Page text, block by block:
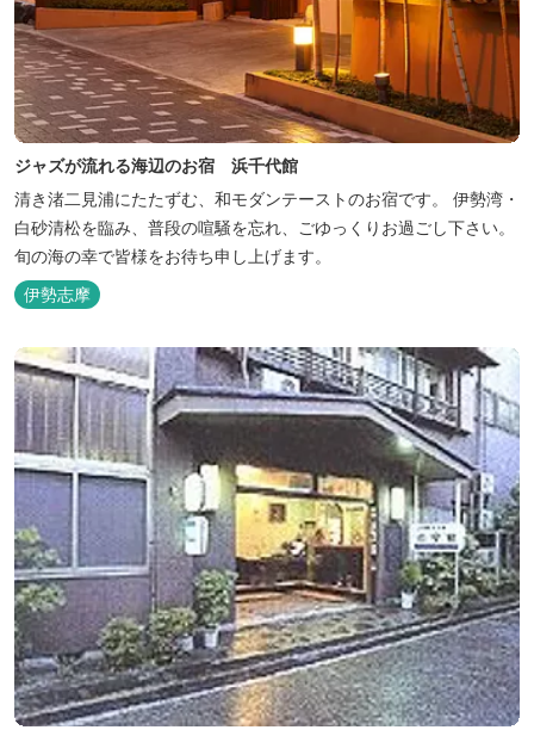
ジャズが流れる海辺のお宿 浜千代館
清き渚二見浦にたたずむ、和モダンテーストのお宿です。 伊勢湾・
白砂清松を臨み、普段の喧騒を忘れ、ごゆっくりお過ごし下さい。
旬の海の幸で皆様をお待ち申し上げます。
伊勢志摩